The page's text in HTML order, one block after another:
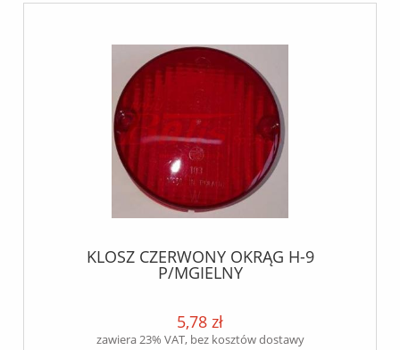
KLOSZ CZERWONY OKRĄG H-9
P/MGIELNY
5,78 zł
zawiera 23% VAT, bez kosztów dostawy